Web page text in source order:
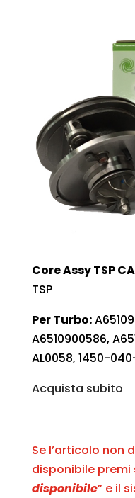
Core Assy TSP
TSP
Per Turbo:
A6510900586,
AL0058, 1450-
Acquista subito
Se l’articolo non
disponibile premi
disponibile” e il